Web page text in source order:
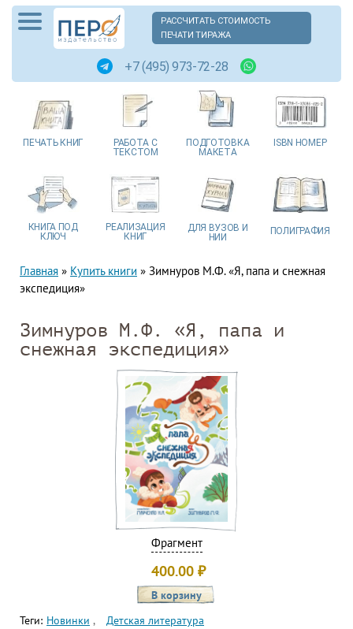
РАССЧИТАТЬ СТОИМОСТЬ
ПЕЧАТИ ТИРАЖА
+7 (495) 973-72-28
ПЕЧАТЬ КНИГ РАБОТА С
ТЕКСТОМ
ПОДГОТОВКА
МАКЕТА
ISBN НОМЕР
КНИГА ПОД
КЛЮЧ
РЕАЛИЗАЦИЯ
КНИГ
ДЛЯ ВУЗОВ И
НИИ
ПОЛИГРАФИЯ
Главная » Купить книги » Зимнуров М.Ф. «Я, папа и снежная
экспедиция»
Зимнуров М.Ф. «Я, папа и
снежная экспедиция»
Фрагмент
400.00 ₽
Теги: Новинки Детская литература